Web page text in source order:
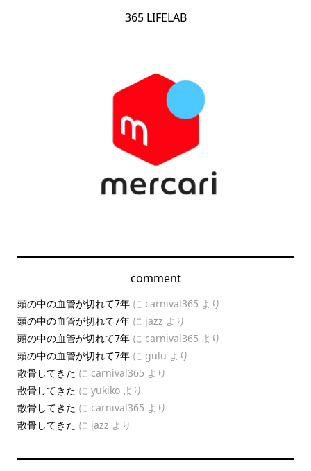
365 LIFELAB
comment
頭の中の血管が切れて7年に carnival365 より
頭の中の血管が切れて7年に jazz より
頭の中の血管が切れて7年に carnival365 より
頭の中の血管が切れて7年に gulu より
散骨してきた に carnival365 より
散骨してきた に yukikoより
散骨してきた に carnival365 より
散骨してきた に jazz より